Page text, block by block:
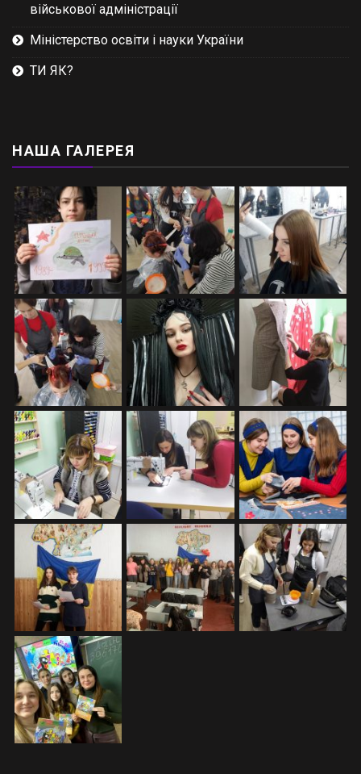
військової адміністрації
Міністерство освіти і науки України
ТИ ЯК?
НАША ГАЛЕРЕЯ